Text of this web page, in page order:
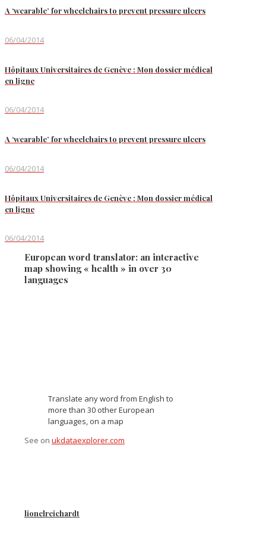
A ‘wearable’ for wheelchairs to prevent pressure ulcers
06/04/2014
Hôpitaux Universitaires de Genève : Mon dossier médical
en ligne
06/04/2014
A ‘wearable’ for wheelchairs to prevent pressure ulcers
06/04/2014
Hôpitaux Universitaires de Genève : Mon dossier médical
en ligne
06/04/2014
European word translator: an interactive
map showing « health » in over 30
languages
Translate any word from English to
more than 30 other European
languages, on a map
See on ukdataexplorer.com
lionelreichardt